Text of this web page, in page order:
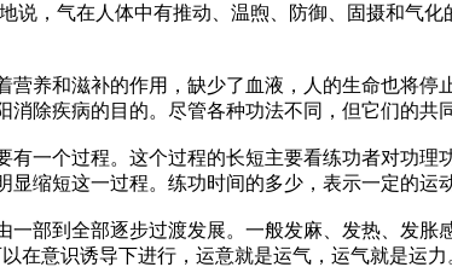
说，气在人体中有推动、温煦、防御、固摄和气
养和滋补的作用，缺少了血液，人的生命也将
除疾病的目的。尽管各种功法不同，但它们的共
一个过程。这个过程的长短主要看练功者对功
缩短这一过程。练功时间的多少，表示一定的运
部到全部逐步过渡发展。一般发麻、发热、发
在意识诱导下进行，运意就是运气，运气就是运力